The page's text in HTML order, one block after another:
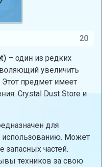
20
– один из редких
увеличить
предмет имеет
Crystal Dust Store и
для
использованию. Может
запасных частей.
техников за свою